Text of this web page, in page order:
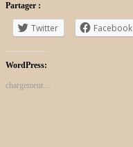
Partager :
Twitter Facebook
WordPress:
chargement…